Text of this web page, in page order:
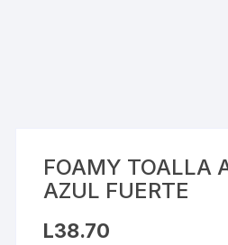
FOAMY TOALLA
AZUL FUERTE
L38.70